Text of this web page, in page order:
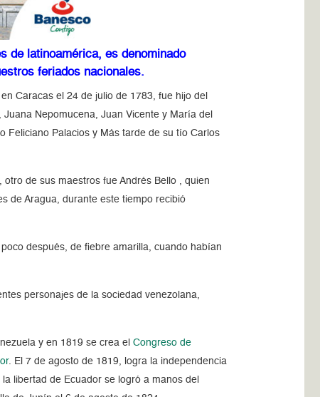
de latinoamérica, es denominado
feriados nacionales.
Caracas el 24 de julio de 1783, fue hijo del
Nepomucena, Juan Vicente y María del
Feliciano Palacios y Más tarde de su tío Carlos
, otro de sus maestros fue Andrés Bello , quien
de Aragua, durante este tiempo recibió
después, de fiebre amarilla, cuando habían
personajes de la sociedad venezolana,
y en 1819 se crea elCongreso de
. El 7 de agosto de 1819, logra la independencia
libertad de Ecuador se logró a manos del